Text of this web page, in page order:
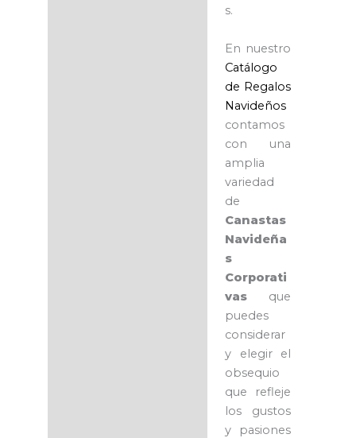
s.
En nuestro
Catálogo
de Regalos
Navideños
contamos
con una
amplia
variedad
de
Canastas
Navideña
s
Corporati
vasque
puedes
considerar
y elegir el
obsequio
que refleje
los gustos
y pasiones